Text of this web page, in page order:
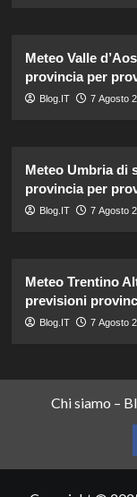
Meteo Valle
provincia per
Blog.IT 7 Agosto
Meteo Umbria di
provincia per
Blog.IT 7 Agosto
Meteo Trentino
previsioni
Blog.IT 7 Agosto
Chi siamo –